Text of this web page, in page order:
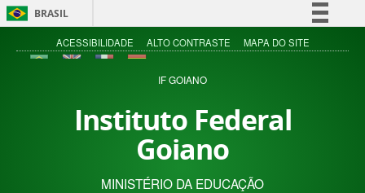
BRASIL
Simplifique!
Acesso à informação
ACESSIBILIDADE ALTO CONTRASTE MAPA DO SITE
IF GOIANO
Instituto Federal
Goiano
MINISTÉRIO DA EDUCAÇÃO